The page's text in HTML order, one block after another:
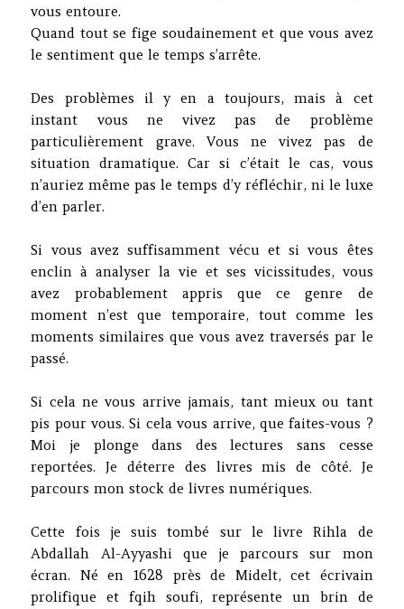
vous entoure.
Quand tout se fige soudainement et que vous avez
le sentiment que le temps s’arrête.
Des problèmes il y en a toujours, mais à cet
instant vous ne vivez pas de problème
particulièrement grave. Vous ne vivez pas de
situation dramatique. Car si c’était le cas, vous
n’auriez même pas le temps d’y réfléchir, ni le luxe
d’en parler.
Si vous avez suffisamment vécu et si vous êtes
enclin à analyser la vie et ses vicissitudes, vous
avez probablement appris que ce genre de
moment n’est que temporaire, tout comme les
moments similaires que vous avez traversés par le
passé.
Si cela ne vous arrive jamais, tant mieux ou tant
pis pour vous. Si cela vous arrive, que faites-vous ?
Moi je plonge dans des lectures sans cesse
reportées. Je déterre des livres mis de côté. Je
parcours mon stock de livres numériques.
Cette fois je suis tombé sur le livre Rihla de
Abdallah Al-Ayyashi que je parcours sur mon
écran. Né en 1628 près de Midelt, cet écrivain
prolifique et fqih soufi, représente un brin de